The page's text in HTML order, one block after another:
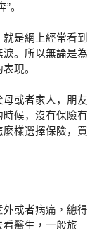
。
是網上經常看到
。所以無論是為
現。
或者家人，朋友
候，沒有保險有
樣選擇保險，買
或者病痛，總得
醫生，一般旅